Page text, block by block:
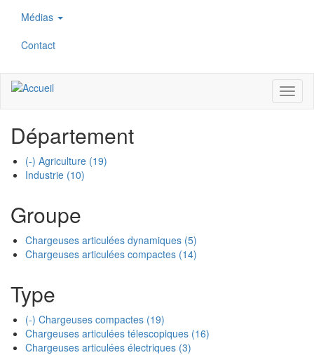
Médias
Contact
Département
(-) Agriculture (19)
Industrie (10)
Groupe
Chargeuses articulées dynamiques (5)
Chargeuses articulées compactes (14)
Type
(-) Chargeuses compactes (19)
Chargeuses articulées télescopiques (16)
Chargeuses articulées électriques (3)